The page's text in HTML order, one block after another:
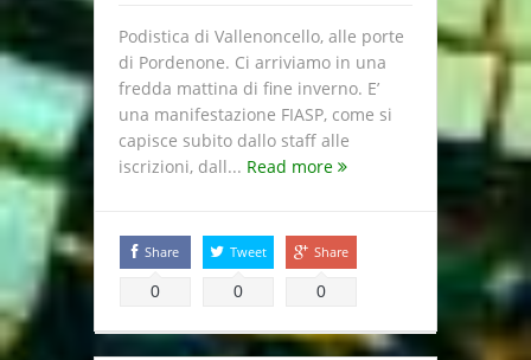
Podistica di Vallenoncello, alle porte
di Pordenone. Ci arriviamo in una
fredda mattina di fine inverno. E’
una manifestazione FIASP, come si
capisce subito dallo staff alle
iscrizioni, dall... Read more
Share
0
Tweet
0
Share
0